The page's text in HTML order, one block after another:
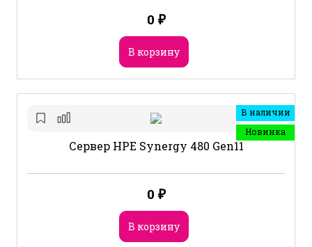
0 ₽
В корзину
В наличии
Новинка
Сервер HPE Synergy 480 Gen11
0 ₽
В корзину